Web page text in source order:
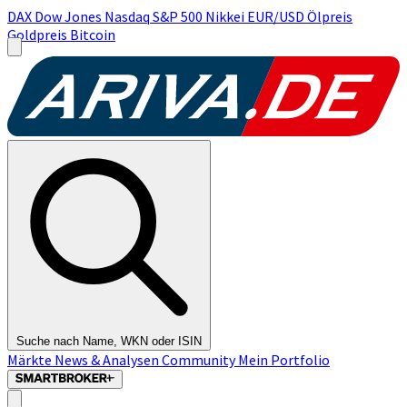
DAX Dow Jones Nasdaq S&P 500 Nikkei EUR/USD Ölpreis
Goldpreis Bitcoin
Suche nach Name, WKN oder ISIN
Märkte News & Analysen CommunityMein Portfolio